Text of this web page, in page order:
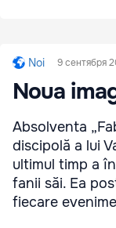
Noi 9 сентября
Noua
Absolventa
discipolă a lui
ultimul timp a
fanii săi. Ea
fiecare